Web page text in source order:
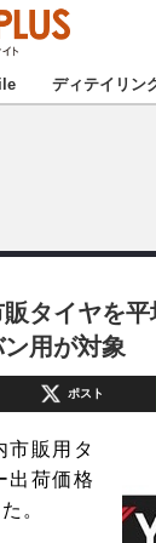
★ 厳選プロシ
ディテイリン
タイヤを
用が対象
ポスト
市販用タ
出荷価格
。